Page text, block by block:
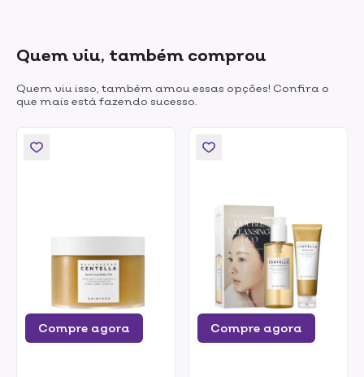
Quem viu, também comprou
Quem viu isso, também amou essas opções! Confira o
que mais está fazendo sucesso.
Compre agora Compre agora